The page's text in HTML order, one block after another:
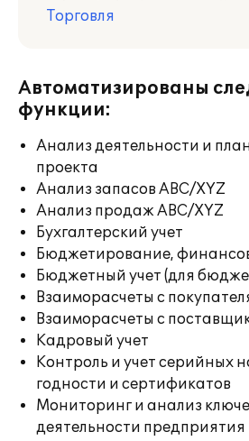
Торговля
Автоматизированы
функции:
Анализ деятельности и
проекта
Анализ запасов ABC/XYZ
Анализ продаж ABC/XYZ
Бухгалтерский учет
Бюджетирование,
Бюджетный учет (для
Взаиморасчеты с
Взаиморасчеты с
Кадровый учет
Контроль и учет серийных
годности и сертификатов
Мониторинг и анализ
деятельности предприятия